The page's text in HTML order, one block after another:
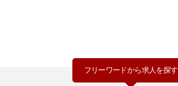
フリーワードから求人を探す